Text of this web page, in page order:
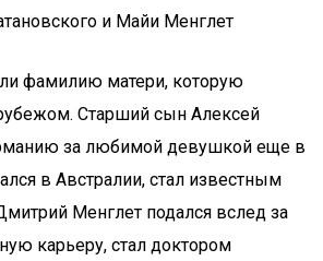
и Майи Менглет
фамилию матери, которую
Старший сын Алексей
за любимой девушкой еще в
в Австралии, стал известным
Менглет подался вслед за
карьеру, стал доктором